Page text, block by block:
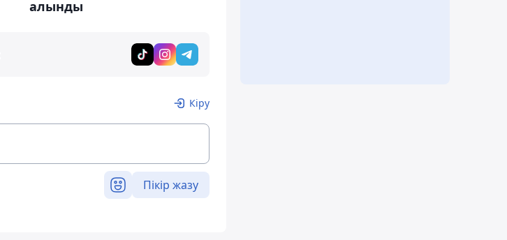
алынды
Кіру
Пікір жазу